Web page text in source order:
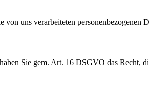
uns verarbeiteten personenbezogenen
Sie gem. Art. 16 DSGVO das Recht,